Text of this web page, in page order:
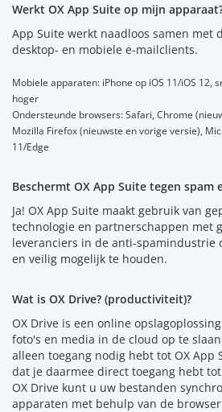
Werkt OX App Suite op mijn
App Suite werkt naadloos samen met
desktop- en mobiele e-mailclients.
Mobiele apparaten: iPhone op iOS 11/iOS 12,
hoger
Ondersteunde browsers: Safari, Chrome
Mozilla Firefox (nieuwste en vorige versie),
11/Edge
Beschermt OX App Suite tegen spam
Ja! OX App Suite maakt gebruik van
technologie en partnerschappen met
leveranciers in de anti-spamindustrie
en veilig mogelijk te houden.
Wat is OX Drive? (productiviteit)?
OX Drive is een online
foto's en media in de cloud op te
alleen toegang nodig hebt tot OX App
dat je daarmee direct toegang hebt
OX Drive kunt u uw bestanden
apparaten met behulp van de